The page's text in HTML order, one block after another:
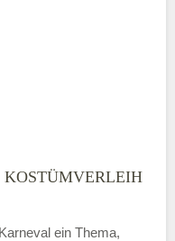
KOSTÜMVERLEIH
ein Thema,